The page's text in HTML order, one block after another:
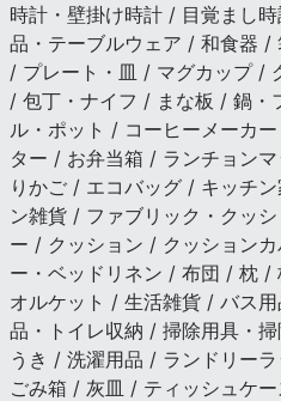
時計・壁掛け時計 / 目覚まし
品・テーブルウェア / 和食器
/ プレート・皿 / マグカップ /
/ 包丁・ナイフ / まな板 / 鍋・
ル・ポット / コーヒーメーカ
ター / お弁当箱 / ランチョン
りかご / エコバッグ / キッチ
ン雑貨 / ファブリック・クッ
ー / クッション / クッション
ー・ベッドリネン / 布団 / 枕 /
オルケット / 生活雑貨 / バス
品・トイレ収納 / 掃除用具・
うき / 洗濯用品 / ランドリー
ごみ箱 / 灰皿 / ティッシュケ